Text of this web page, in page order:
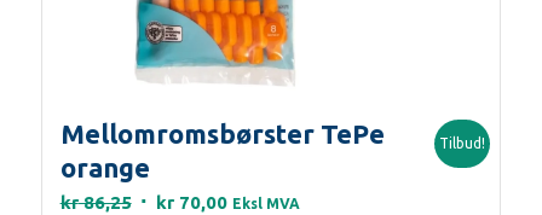
Mellomromsbørster TePe
orange
kr86,25 Opprinnelig
kr70,00Nåværende
Eksl MVA
Tilbud!